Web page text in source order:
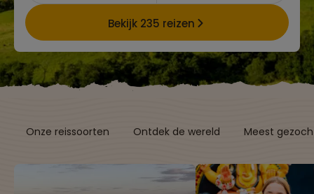
Bekijk 235 reizen
Onze reissoorten Ontdek de wereld Meest